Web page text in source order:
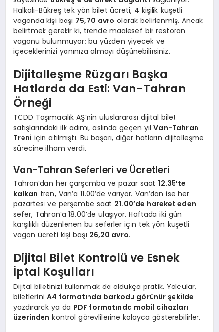
Halkalı-Bükreş tek yön bilet ücreti, 4 kişilik kuşetli
vagonda kişi başı 75,70 avro olarak belirlenmiş. Ancak
belirtmek gerekir ki, trende maalesef bir restoran
vagonu bulunmuyor; bu yüzden yiyecek ve
içeceklerinizi yanınıza almayı düşünebilirsiniz.
Dijitalleşme Rüzgarı Başka
Hatlarda da Esti: Van-Tahran
Örneği
TCDD Taşımacılık AŞ’nin uluslararası dijital bilet
satışlarındaki ilk adımı, aslında geçen yılVan-Tahran
Treni için atılmıştı. Bu başarı, diğer hatların dijitalleşme
sürecine ilham verdi.
Van-Tahran Seferleri ve Ücretleri
Tahran’dan her çarşamba ve pazar saat12.35’te
kalkan tren, Van’a 11.00’de varıyor. Van’dan ise her
pazartesi ve perşembe saat 21.00’de hareket eden
sefer, Tahran’a 18.00’de ulaşıyor. Haftada iki gün
karşılıklı düzenlenen bu seferler için tek yön kuşetli
vagon ücreti kişi başı 26,20 avro.
Dijital Bilet Kontrolü ve Esnek
İptal Koşulları
Dijital biletinizi kullanmak da oldukça pratik. Yolcular,
biletlerini A4 formatında barkodu görünür şekilde
yazdırarak ya da PDF formatında mobil cihazları
üzerinden kontrol görevlilerine kolayca gösterebilirler.